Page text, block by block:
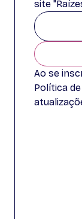
site
Ao se
Política